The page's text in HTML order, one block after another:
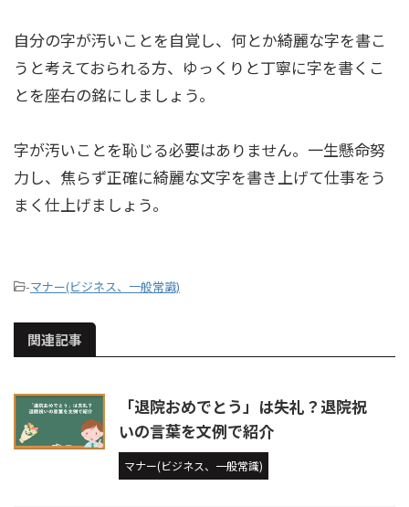
自分の字が汚いことを自覚し、何とか綺麗な字を書こ
うと考えておられる方、ゆっくりと丁寧に字を書くこ
とを座右の銘にしましょう。
字が汚いことを恥じる必要はありません。一生懸命努
力し、焦らず正確に綺麗な文字を書き上げて仕事をう
まく仕上げましょう。
-マナー(ビジネス、一般常識)
関連記事
「退院おめでとう」は失礼？退院祝
いの言葉を文例で紹介
マナー(ビジネス、一般常識)